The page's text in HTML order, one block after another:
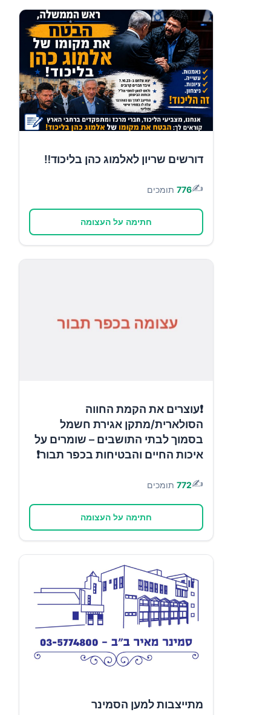
דורשים שריון לאלמוג כהן בליכוד‼️
✍️
776 תומכים
חתימה על העצומה
❗עוצרים את הקמת החווה
הסולארית/מתקן אגירת חשמל
בסמוך לבתי התושבים – שומרים על
איכות החיים והבטיחות בכפר תבור❗
✍️
772 תומכים
חתימה על העצומה
מתייצבות למען הסמינר